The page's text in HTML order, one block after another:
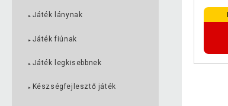
► Játék lánynak
► Játék fiúnak
► Játék legkisebbnek
► Készségfejlesztő játék